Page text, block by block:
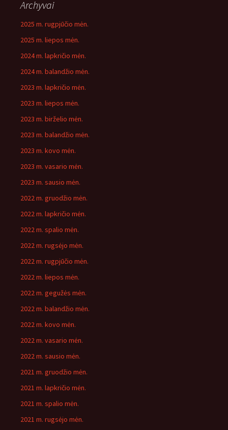
Archyvai
2025 m. rugpjūčio mėn.
2025 m. liepos mėn.
2024 m. lapkričio mėn.
2024 m. balandžio mėn.
2023 m. lapkričio mėn.
2023 m. liepos mėn.
2023 m. birželio mėn.
2023 m. balandžio mėn.
2023 m. kovo mėn.
2023 m. vasario mėn.
2023 m. sausio mėn.
2022 m. gruodžio mėn.
2022 m. lapkričio mėn.
2022 m. spalio mėn.
2022 m. rugsėjo mėn.
2022 m. rugpjūčio mėn.
2022 m. liepos mėn.
2022 m. gegužės mėn.
2022 m. balandžio mėn.
2022 m. kovo mėn.
2022 m. vasario mėn.
2022 m. sausio mėn.
2021 m. gruodžio mėn.
2021 m. lapkričio mėn.
2021 m. spalio mėn.
2021 m. rugsėjo mėn.